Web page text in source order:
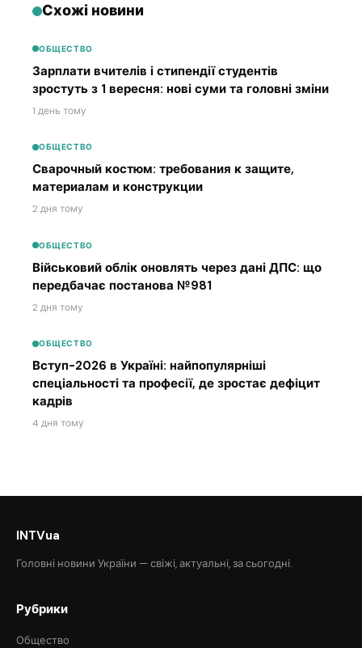
Схожі новини
ОБЩЕСТВО
Зарплати вчителів і стипендії студентів
зростуть з 1 вересня: нові суми та головні зміни
1 день тому
ОБЩЕСТВО
Сварочный костюм: требования к защите,
материалам и конструкции
2 дня тому
ОБЩЕСТВО
Військовий облік оновлять через дані ДПС: що
передбачає постанова №981
2 дня тому
ОБЩЕСТВО
Вступ-2026 в Україні: найпопулярніші
спеціальності та професії, де зростає дефіцит
кадрів
4 дня тому
INTVua
Головні новини України — свіжі, актуальні, за сьогодні.
Рубрики
Общество